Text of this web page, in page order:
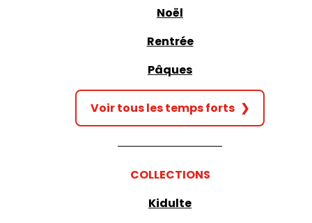
Noël
Rentrée
Pâques
Voir tous les temps forts ❯
COLLECTIONS
Kidulte